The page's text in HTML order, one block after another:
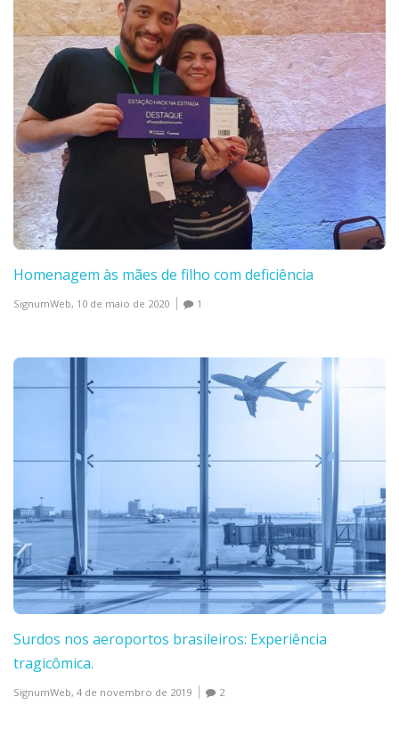
Homenagem às mães de filho com deficiência
SignumWeb, 10 de maio de 2020 1
Surdos nos aeroportos brasileiros: Experiência
tragicômica.
SignumWeb, 4 de novembro de 2019 2